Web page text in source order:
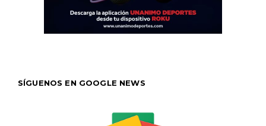
SÍGUENOS EN GOOGLE NEWS